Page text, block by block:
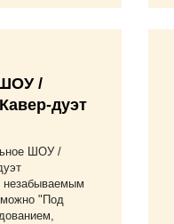
/
дуэт
ШОУ /
незабываемым
"Под